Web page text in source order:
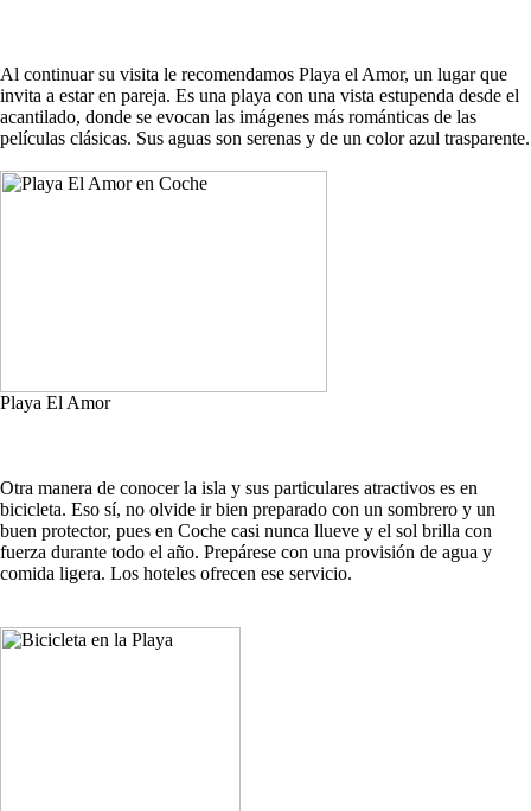
Al continuar su visita le recomendamos Playa el Amor, un lugar que
invita a estar en pareja. Es una playa con una vista estupenda desde el
acantilado, donde se evocan las imágenes más románticas de las
películas clásicas. Sus aguas son serenas y de un color azul trasparente.
Playa El Amor
Otra manera de conocer la isla y sus particulares atractivos es en
bicicleta. Eso sí, no olvide ir bien preparado con un sombrero y un
buen protector, pues en Coche casi nunca llueve y el sol brilla con
fuerza durante todo el año. Prepárese con una provisión de agua y
comida ligera. Los hoteles ofrecen ese servicio.